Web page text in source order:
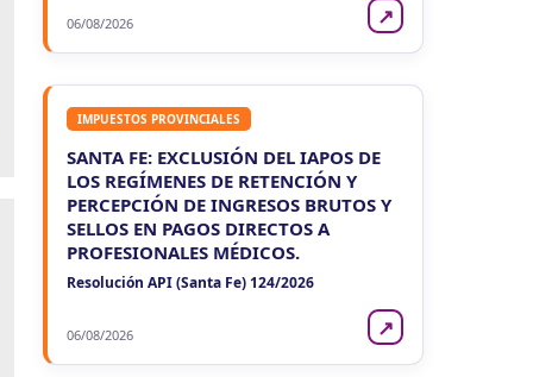
06/08/2026 ↗
IMPUESTOS PROVINCIALES
SANTA FE: EXCLUSIÓN DEL IAPOS DE
LOS REGÍMENES DE RETENCIÓN Y
PERCEPCIÓN DE INGRESOS BRUTOS Y
SELLOS EN PAGOS DIRECTOS A
PROFESIONALES MÉDICOS.
Resolución API (Santa Fe) 124/2026
06/08/2026 ↗